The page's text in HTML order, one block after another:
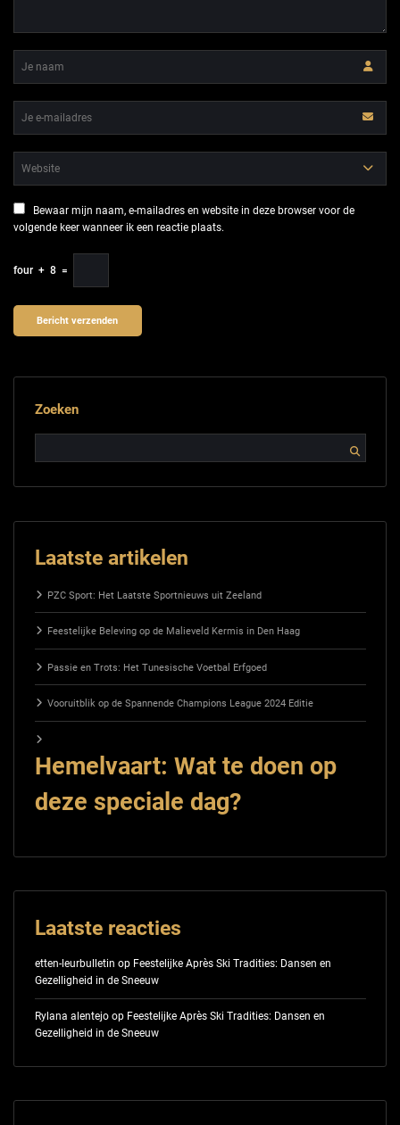
Bewaar mijn naam, e-mailadres en website in deze browser voor de
volgende keer wanneer ik een reactie plaats.
four + 8 =
Zoeken
Laatste artikelen
PZC Sport: Het Laatste Sportnieuws uit Zeeland
Feestelijke Beleving op de Malieveld Kermis in Den Haag
Passie en Trots: Het Tunesische Voetbal Erfgoed
Vooruitblik op de Spannende Champions League 2024 Editie
Hemelvaart: Wat te doen op
deze speciale dag?
Laatste reacties
etten-leurbulletin op Feestelijke Après Ski Tradities: Dansen en
Gezelligheid in de Sneeuw
Rylana alentejoop Feestelijke Après Ski Tradities: Dansen en
Gezelligheid in de Sneeuw